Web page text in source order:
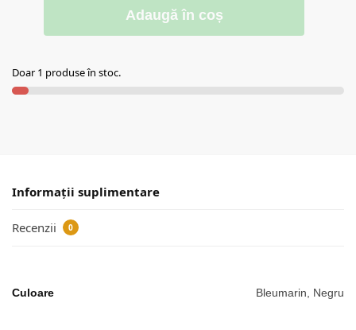
Adaugă în coș
Doar 1 produse în stoc.
Informații suplimentare
Recenzii 0
Culoare Bleumarin, Negru